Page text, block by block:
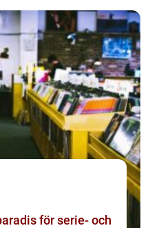
för serie- och